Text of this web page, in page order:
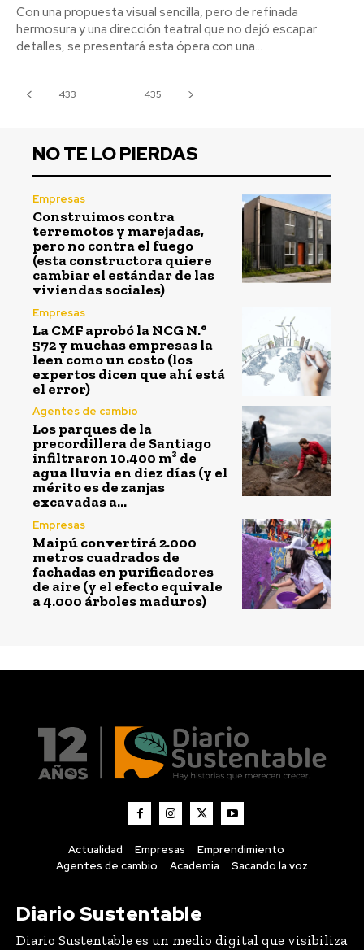
Con una propuesta visual sencilla, pero de refinada
hermosura y una dirección teatral que no dejó escapar
detalles, se presentará esta ópera con una...
433 435
NO TE LO PIERDAS
Empresas
Construimos contra
terremotos y marejadas,
pero no contra el fuego
(esta constructora quiere
cambiar el estándar de las
viviendas sociales)
Empresas
La CMF aprobó la NCG N.°
572 y muchas empresas la
leen como un costo (los
expertos dicen que ahí está
el error)
Agentes de cambio
Los parques de la
precordillera de Santiago
infiltraron 10.400 m³ de
agua lluvia en diez días (y el
mérito es de zanjas
excavadas a...
Empresas
Maipú convertirá 2.000
metros cuadrados de
fachadas en purificadores
de aire (y el efecto equivale
a 4.000 árboles maduros)
Actualidad Empresas
Emprendimiento
Agentes de cambio
Academia Sacando la voz
Diario Sustentable
Diario Sustentable es un medio digital que visibiliza